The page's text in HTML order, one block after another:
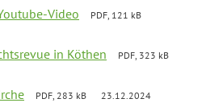
Video
PDF, 121 kB
in Köthen
PDF, 323 kB
PDF, 283 kB 23.12.2024